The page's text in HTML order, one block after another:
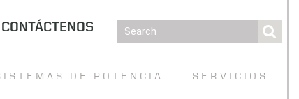
CONTÁCTENOS
DE POTENCIA SERVICIOS